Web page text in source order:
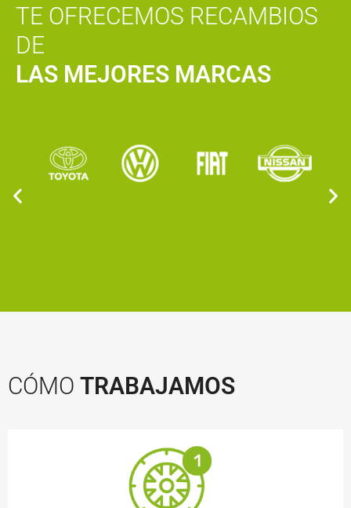
TE OFRECEMOS RECAMBIOS
DE
LAS MEJORES MARCAS
CÓMO TRABAJAMOS